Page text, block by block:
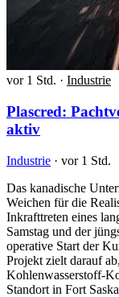
vor 1 Std. · Industrie
Plascred:
aktiv
Industrie · vor 1 Std.
Das kanadische
Weichen für die
Inkrafttreten eines
Samstag und der
operative Start der
Projekt zielt darauf
Kohlenwasserstoff-
Standort in Fort